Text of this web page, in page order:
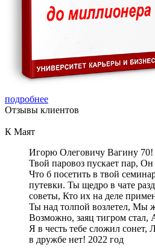
подробнее
Отзывы клиентов
К Маят
Игорю Олеговичу Вагину
Твой паровоз пускает пар,
Что б посетить в твой
путевки. Ты щедро в чате
советы, Кто их на деле
Ты над толпой возлетел, Мы
Возможно, заяц тигром
Я в честь тебе сложил
в дружбе нет! 2022 год